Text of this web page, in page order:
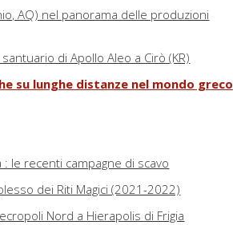
AQ) nel panorama delle produzioni
di Apollo Aleo a Cirò (KR)
lunghe distanze nel mondo greco
le recenti campagne di scavo
dei Riti Magici (2021-2022)
Nord a Hierapolis di Frigia